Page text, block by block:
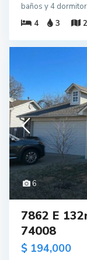
baños y 4
4
3
6
7862 E
74008
$ 194,000